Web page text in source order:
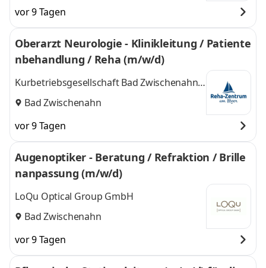
vor 9 Tagen
Oberarzt Neurologie - Klinikleitung / Patiente
nbehandlung / Reha (m/w/d)
Kurbetriebsgesellschaft Bad Zwischenahn
mbHBad Zwischenahn
vor 9 Tagen
Augenoptiker - Beratung / Refraktion / Brille
nanpassung (m/w/d)
LoQu Optical Group GmbH
Bad Zwischenahn
vor 9 Tagen